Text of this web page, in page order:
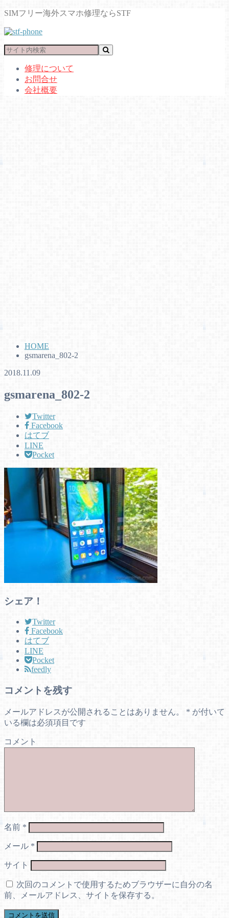
SIMフリー海外スマホ修理ならSTF
修理について
お問合せ
会社概要
HOME
gsmarena_802-2
2018.11.09
gsmarena_802-2
Twitter
Facebook
はてブ
LINE
Pocket
シェア！
Twitter
Facebook
はてブ
LINE
Pocket
feedly
コメントを残す
メールアドレスが公開されることはありません。 * が付いて
いる欄は必須項目です
コメント
名前 *
メール *
サイト
次回のコメントで使用するためブラウザーに自分の名
前、メールアドレス、サイトを保存する。